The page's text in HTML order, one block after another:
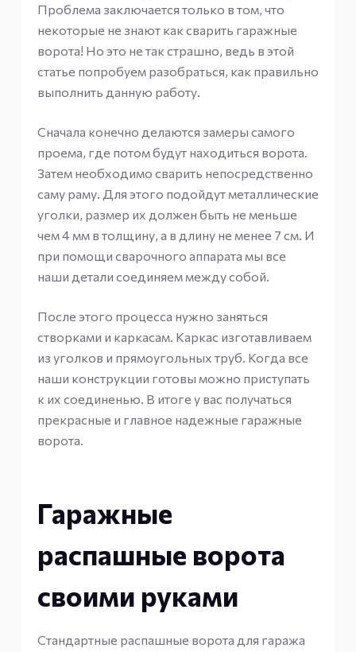
Проблема заключается только в том, что
некоторые не знают как сварить гаражные
ворота! Но это не так страшно, ведь в этой
статье попробуем разобраться, как правильно
выполнить данную работу.
Сначала конечно делаются замеры самого
проема, где потом будут находиться ворота.
Затем необходимо сварить непосредственно
саму раму. Для этого подойдут металлические
уголки, размер их должен быть не меньше
чем 4 мм в толщину, а в длину не менее 7 см. И
при помощи сварочного аппарата мы все
наши детали соединяем между собой.
После этого процесса нужно заняться
створками и каркасам. Каркас изготавливаем
из уголков и прямоугольных труб. Когда все
наши конструкции готовы можно приступать
к их соединенью. В итоге у вас получаться
прекрасные и главное надежные гаражные
ворота.
Гаражные
распашные ворота
своими руками
Стандартные распашные ворота для гаража